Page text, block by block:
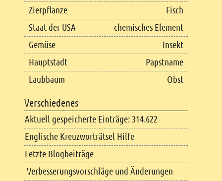
Zierpflanze
Fisch
Staat der USA
chemisches Element
Gemüse
Insekt
Hauptstadt
Papstname
Laubbaum
Obst
Verschiedenes
Aktuell gespeicherte Einträge: 314.622
Englische Kreuzworträtsel Hilfe
Letzte Blogbeiträge
Verbesserungsvorschläge und Änderungen